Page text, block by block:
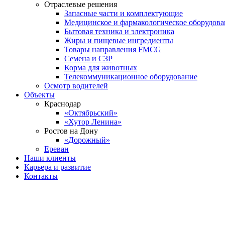
Отраслевые решения
Запасные части и комплектующие
Медицинское и фармакологическое
Бытовая техника и электроника
Жиры и пищевые ингредиенты
Товары направления FMCG
Семена и СЗР
Корма для животных
Телекоммуникационное оборудование
Осмотр водителей
Объекты
Краснодар
«Октябрьский»
«Хутор Ленина»
Ростов на Дону
«Дорожный»
Ереван
Наши клиенты
Карьера и развитие
Контакты